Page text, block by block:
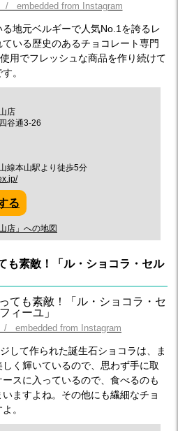
/ embedded from Instagram
地元ベルギーで人気No.1を誇るレ
いる歴史のあるチョコレート専門
用でフレッシュな商品を作り続けて
。
店
谷通3-26
線本山駅より徒歩5分
る
店」への地図
も素敵！「ル・ショコラ・セル
embedded from Instagram
して作られた誕生石ショコラは、ま
く輝いているので、思わず手に取
スに入っているので、食べるのも
ますよね。その他にも繊細なチョ
。